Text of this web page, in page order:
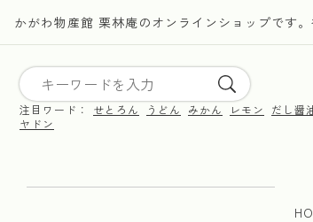
かがわ物産館 栗林庵のオンラインショップです
注目ワード： せとろん うどん みかん レモン
だし醤
ヤドン